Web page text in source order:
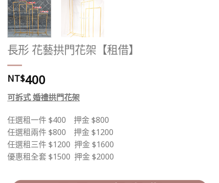
長形 花藝拱門花架【租借】
NT$400
可拆式 婚禮拱門花架
任選租一件 $400 押金 $800
任選租兩件 $800 押金 $1200
任選租三件 $1200 押金 $1600
優惠租全套 $1500 押金 $2000